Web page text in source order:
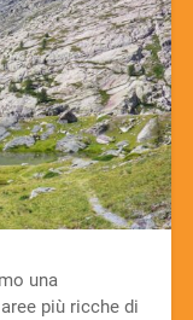
una
più ricche di